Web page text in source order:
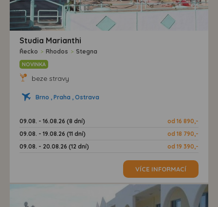
Studia Marianthi
Řecko > Rhodos > Stegna
NOVINKA
beze stravy
Brno , Praha , Ostrava
09.08. - 16.08.26 (8 dní)
od 16 890,-
09.08. - 19.08.26 (11 dní)
od 18 790,-
09.08. - 20.08.26 (12 dní)
od 19 390,-
VÍCE INFORMACÍ